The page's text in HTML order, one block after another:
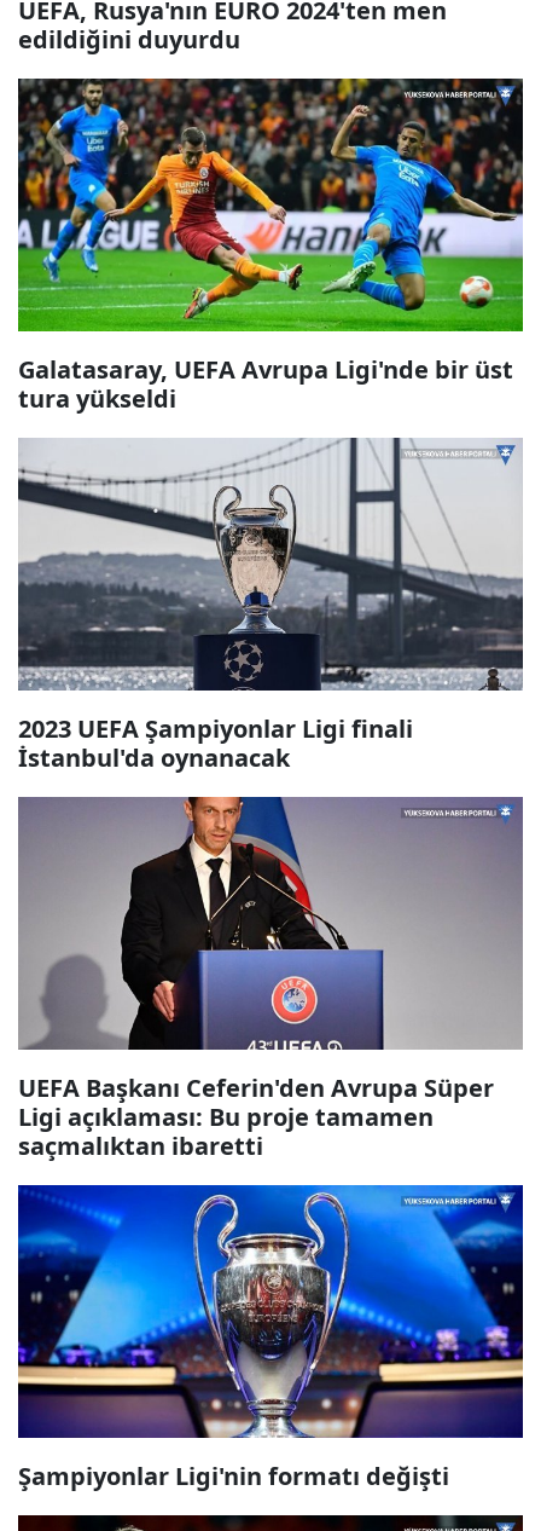
UEFA, Rusya'nın EURO 2024'ten men
edildiğini duyurdu
Galatasaray, UEFA Avrupa Ligi'nde bir üst
tura yükseldi
2023 UEFA Şampiyonlar Ligi finali
İstanbul'da oynanacak
UEFA Başkanı Ceferin'den Avrupa Süper
Ligi açıklaması: Bu proje tamamen
saçmalıktan ibaretti
Şampiyonlar Ligi'nin formatı değişti